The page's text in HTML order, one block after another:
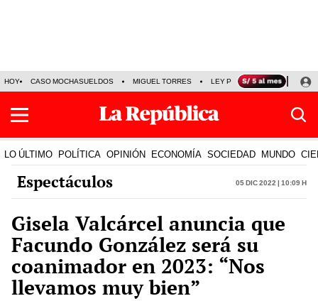
HOY CASO MOCHASUELDOS MIGUEL TORRES LEY PULPÍN PRECIO DEL
LO ÚLTIMO POLÍTICA OPINIÓN ECONOMÍA SOCIEDAD MUNDO
Espectáculos 05 Dic 2022 | 10:09 h
Gisela Valcárcel anuncia que
Facundo González será su
coanimador en 2023: “Nos
llevamos muy bien”